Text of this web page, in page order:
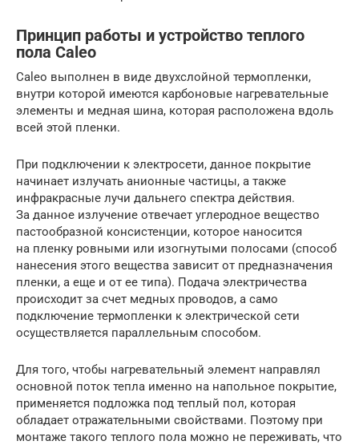
Принцип работы и устройство теплого
пола Caleo
Caleo выполнен в виде двухслойной термопленки,
внутри которой имеются карбоновые нагревательные
элементы и медная шина, которая расположена вдоль
всей этой пленки.
При подключении к электросети, данное покрытие
начинает излучать анионные частицы, а также
инфракрасные лучи дальнего спектра действия.
За данное излучение отвечает углеродное вещество
пастообразной консистенции, которое наносится
на пленку ровными или изогнутыми полосами (способ
нанесения этого вещества зависит от предназначения
пленки, а еще и от ее типа). Подача электричества
происходит за счет медных проводов, а само
подключение термопленки к электрической сети
осуществляется параллельным способом.
Для того, чтобы нагревательный элемент направлял
основной поток тепла именно на напольное покрытие,
применяется подложка под теплый пол, которая
обладает отражательными свойствами. Поэтому при
монтаже такого теплого пола можно не переживать, что